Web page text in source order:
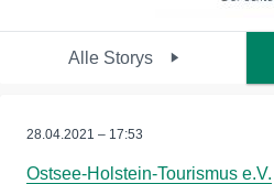
Alle Storys
28.04.2021 – 17:53
Ostsee-Holstein-Tourismus e.V.